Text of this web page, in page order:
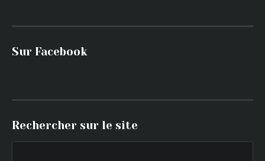
Sur Facebook
Rechercher sur le site